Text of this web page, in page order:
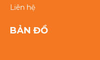
Liên hệ
BẢN ĐỒ